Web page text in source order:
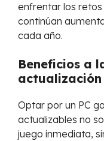
enfrentar los retos
continúan
cada año.
Beneficios a
actualización
Optar por un PC
actualizables no
juego inmediata,